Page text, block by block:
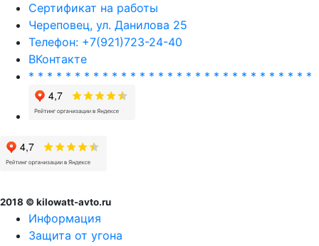
Сертификат на работы
Череповец, ул. Данилова 25
Телефон: +7(921)723-24-40
ВКонтакте
* * * * * * * * * * * * * * * * * * * * * * * * * * * * * * *
2018 © kilowatt-avto.ru
Информация
Защита от угона